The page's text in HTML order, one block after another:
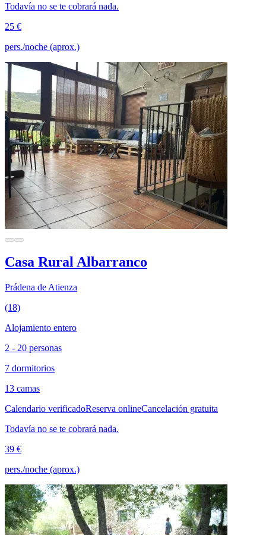
Todavía no se te cobrará nada.
25 €
pers./noche (aprox.)
Casa Rural Albarranco
Prádena de Atienza
(18)
Alojamiento entero
2 - 20 personas
7 dormitorios
13 camas
Calendario verificadoReserva onlineCancelación gratuita
Todavía no se te cobrará nada.
39 €
pers./noche (aprox.)